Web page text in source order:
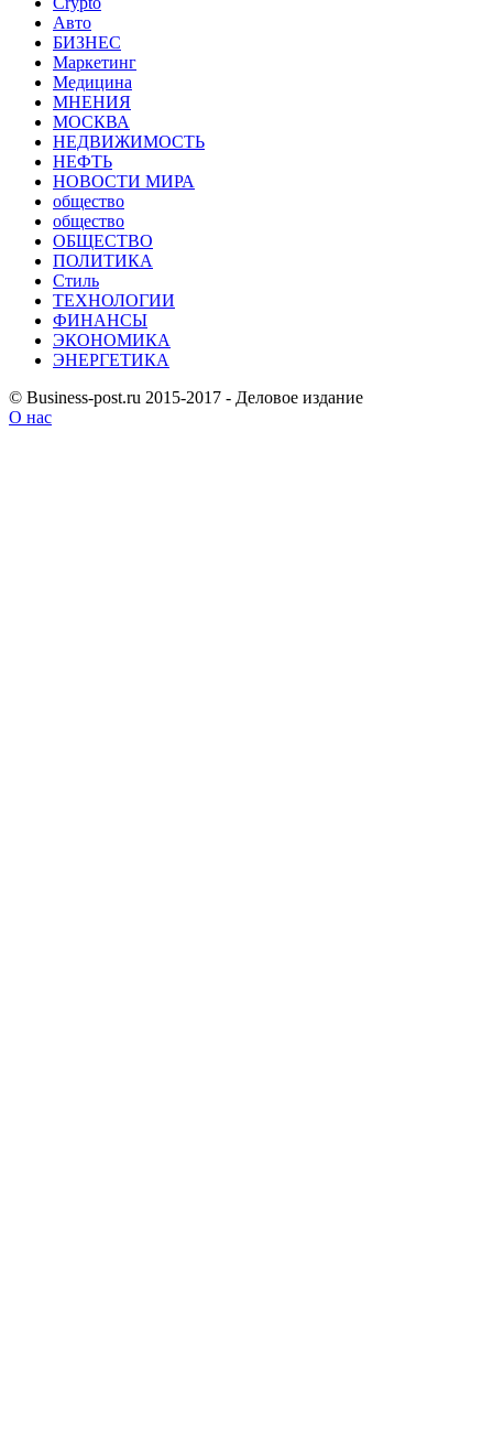
Авто
БИЗНЕС
Маркетинг
Медицина
МНЕНИЯ
МОСКВА
НЕДВИЖИМОСТЬ
НЕФТЬ
НОВОСТИ МИРА
общество
общество
ОБЩЕСТВО
ПОЛИТИКА
Стиль
ТЕХНОЛОГИИ
ФИНАНСЫ
ЭКОНОМИКА
ЭНЕРГЕТИКА
© Business-post.ru 2015-2017 - Деловое издание
О нас